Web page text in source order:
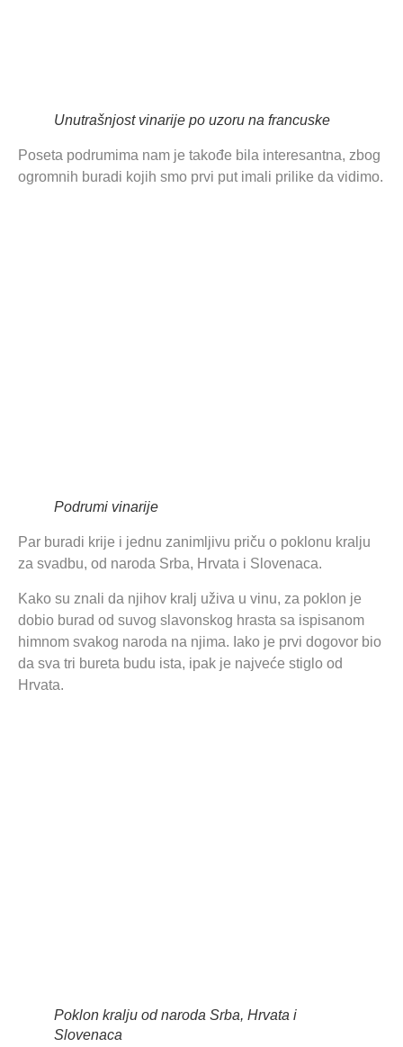
Unutrašnjost vinarije po uzoru na francuske
Poseta podrumima nam je takođe bila interesantna, zbog
ogromnih buradi kojih smo prvi put imali prilike da vidimo.
Podrumi vinarije
Par buradi krije i jednu zanimljivu priču o poklonu kralju
za svadbu, od naroda Srba, Hrvata i Slovenaca.
Kako su znali da njihov kralj uživa u vinu, za poklon je
dobio burad od suvog slavonskog hrasta sa ispisanom
himnom svakog naroda na njima. Iako je prvi dogovor bio
da sva tri bureta budu ista, ipak je najveće stiglo od
Hrvata.
Poklon kralju od naroda Srba, Hrvata i
Slovenaca